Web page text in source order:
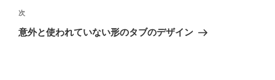
ゲ
ー
次
の
次
意外と使われていない形のタブのデザイン